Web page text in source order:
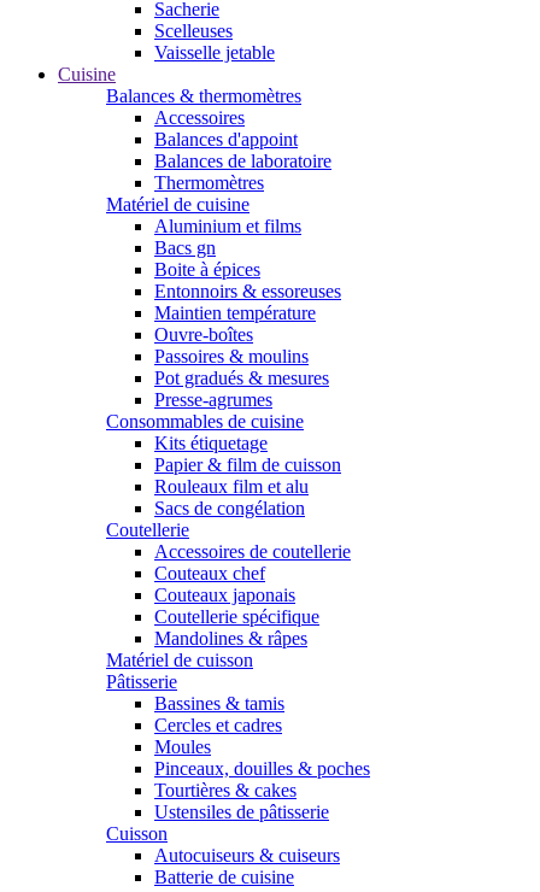
Sacherie
Scelleuses
Vaisselle jetable
Cuisine
Balances & thermomètres
Accessoires
Balances d'appoint
Balances de laboratoire
Thermomètres
Matériel de cuisine
Aluminium et films
Bacs gn
Boite à épices
Entonnoirs & essoreuses
Maintien température
Ouvre-boîtes
Passoires & moulins
Pot gradués & mesures
Presse-agrumes
Consommables de cuisine
Kits étiquetage
Papier & film de cuisson
Rouleaux film et alu
Sacs de congélation
Coutellerie
Accessoires de coutellerie
Couteaux chef
Couteaux japonais
Coutellerie spécifique
Mandolines & râpes
Matériel de cuisson
Pâtisserie
Bassines & tamis
Cercles et cadres
Moules
Pinceaux, douilles & poches
Tourtières & cakes
Ustensiles de pâtisserie
Cuisson
Autocuiseurs & cuiseurs
Batterie de cuisine